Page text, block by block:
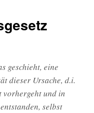
geschieht, eine
dieser Ursache, d.i.
vorhergeht und in
selbst